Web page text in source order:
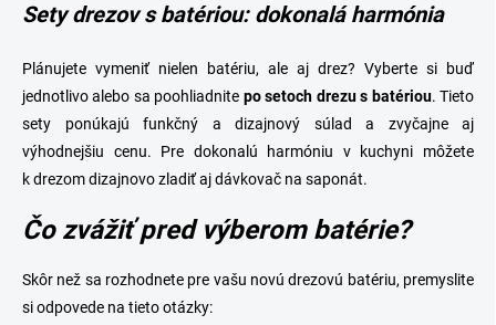
Sety drezov s batériou: dokonalá harmónia
Plánujete vymeniť nielen batériu, ale aj drez? Vyberte si buď
jednotlivo alebo sa poohliadnite posetoch drezu s batériou. Tieto
sety ponúkajú funkčný a dizajnový súlad a zvyčajne aj
výhodnejšiu cenu. Pre dokonalú harmóniu v kuchyni môžete
k drezom dizajnovo zladiť ajdávkovač na saponát.
Čo zvážiť pred výberom batérie?
Skôr než sa rozhodnete pre vašu novú drezovú batériu, premyslite
si odpovede na tieto otázky: